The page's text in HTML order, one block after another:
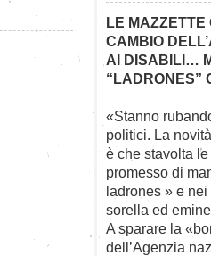
LE MAZZETTE
CAMBIO
AI DISABILI…
“LADRONES”
«Stanno
politici. La
è che stavolta
promesso di
ladrones » e
sorella ed
A sparare la
dell’Agenzia